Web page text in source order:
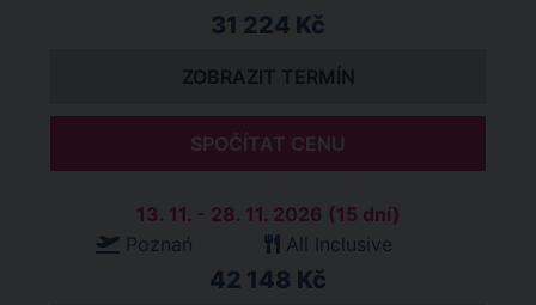
31 224 Kč
ZOBRAZIT TERMÍN
SPOČÍTAT CENU
13. 11. - 28. 11. 2026 (15 dní)
Poznań
All Inclusive
42 148 Kč